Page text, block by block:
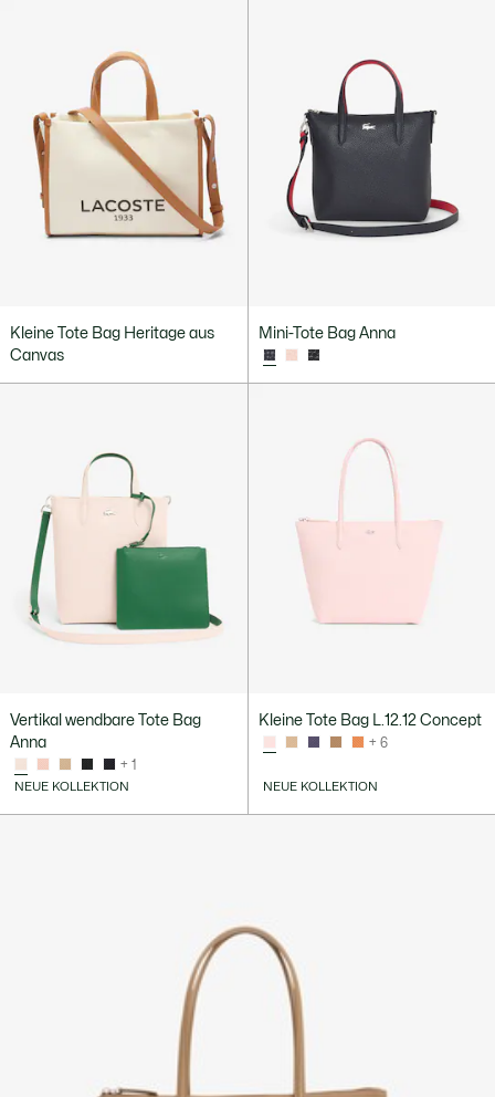
Kleine Tote Bag Heritage aus
Canvas
Mini-Tote Bag Anna
Vertikal wendbare Tote Bag
Anna
+ 1
NEUE KOLLEKTION
Kleine Tote Bag L.12.12 Concept
+ 6
NEUE KOLLEKTION